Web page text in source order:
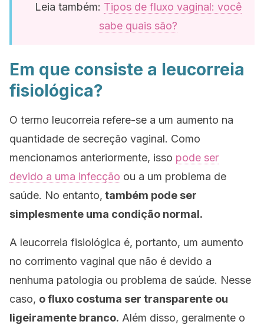
Leia também: Tipos de fluxo vaginal: você
sabe quais são?
Em que consiste a leucorreia
fisiológica?
O termo leucorreia refere-se a um aumento na
quantidade de secreção vaginal. Como
mencionamos anteriormente, isso pode ser
devido a uma infecção ou a um problema de
saúde. No entanto, também pode ser
simplesmente uma condição normal.
A leucorreia fisiológica é, portanto, um aumento
no corrimento vaginal que não é devido a
nenhuma patologia ou problema de saúde. Nesse
caso, o fluxo costuma ser transparente ou
ligeiramente branco. Além disso, geralmente o